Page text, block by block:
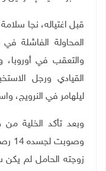
قبل اغتياله، نجا
والتعقب في أوروبا،
القيادي ورجل
ليلهامر في النرويج،
وبعد تأكد الخلية
زوجته الحامل لم يكن